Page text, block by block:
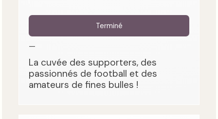
Terminé
—
La cuvée des supporters, des
passionnés de football et des
amateurs de fines bulles !